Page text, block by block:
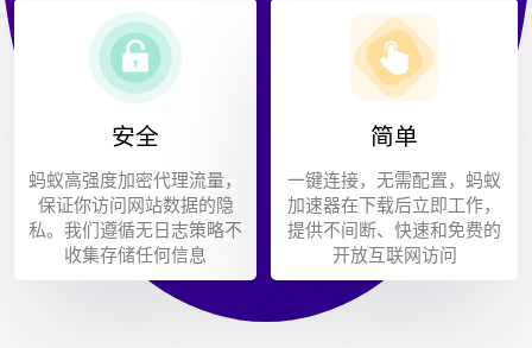
安全
蚂蚁高强度加密代理流量，
保证你访问网站数据的隐
私。我们遵循无日志策略不
收集存储任何信息
简单
一键连接，无需配置，蚂蚁
加速器在下载后立即工作，
提供不间断、快速和免费的
开放互联网访问